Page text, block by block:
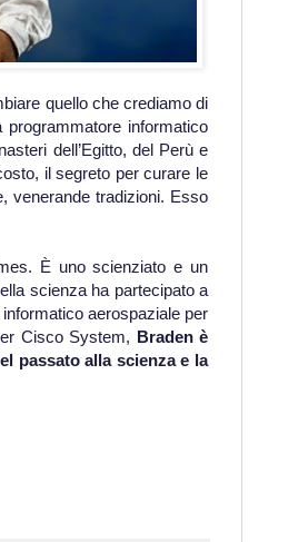
quello che crediamo di
informatico
dell’Egitto, del Perù e
il segreto per curare le
venerande tradizioni. Esso
È uno scienziato e un
scienza ha partecipato a
aerospaziale per
Cisco System, Braden è
passato alla scienza e la